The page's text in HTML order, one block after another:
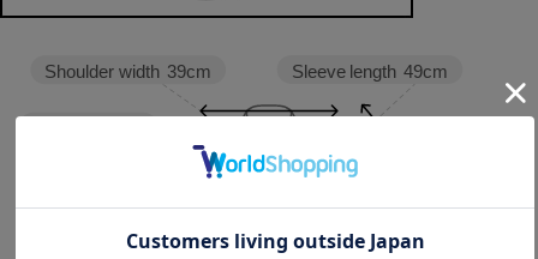
Sleeve length 49cm
Shoulder width 39cm